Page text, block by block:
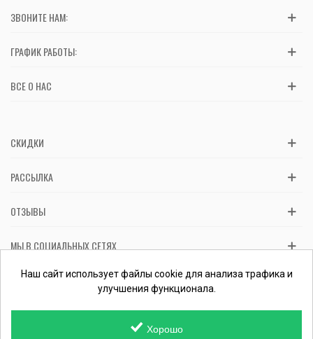
ЗВОНИТЕ НАМ:
ГРАФИК РАБОТЫ:
ВСЕ О НАС
СКИДКИ
РАССЫЛКА
ОТЗЫВЫ
МЫ В СОЦИАЛЬНЫХ СЕТЯХ
Вас обслуживает ФЛП Косташ С.И., номер записи в ЕГР 2 673 000
0000 057597 от 06.01.2017.Проверить ФЛП
Наш сайт использует файлы cookie для анализа трафика и
улучшения функционала.
Хорошо